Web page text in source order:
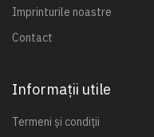
Imprinturile noastre
Contact
Informații utile
Termeni și condiții